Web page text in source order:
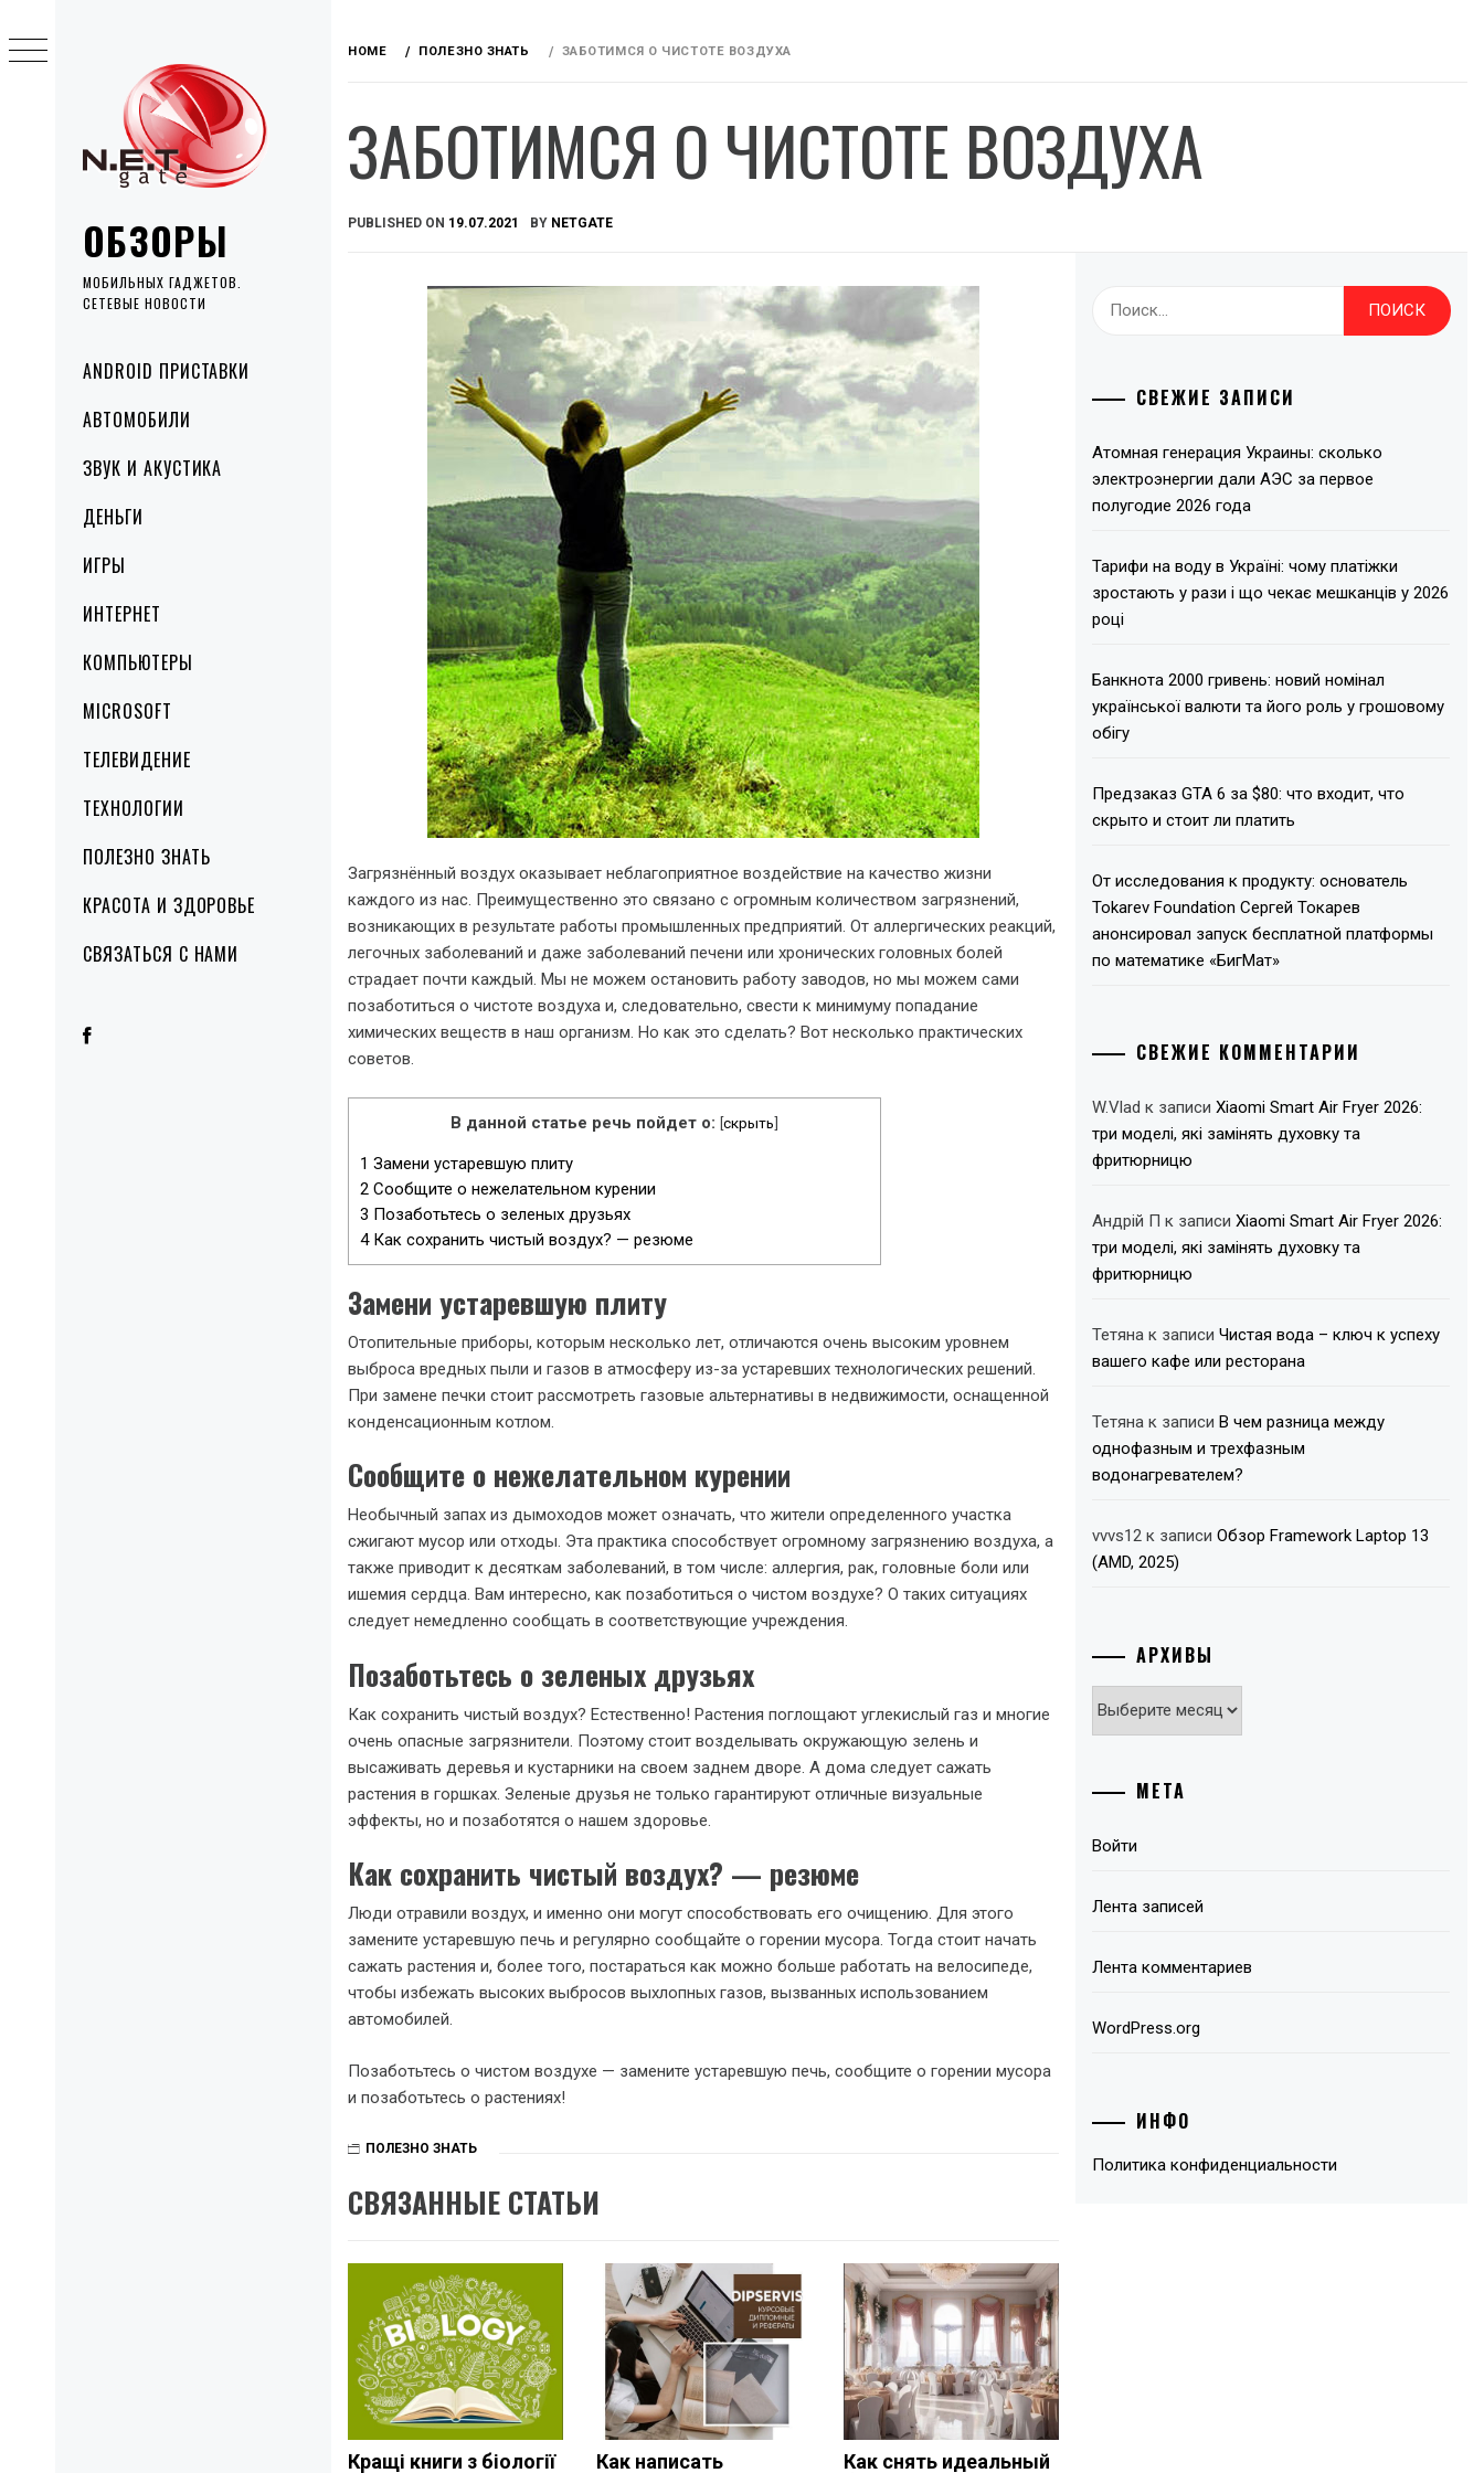
ОБЗОРЫ
МОБИЛЬНЫХ ГАДЖЕТОВ.
СЕТЕВЫЕ НОВОСТИ
Primary
Menu
ANDROID ПРИСТАВКИ
АВТОМОБИЛИ
ЗВУК И АКУСТИКА
ДЕНЬГИ
ИГРЫ
ИНТЕРНЕТ
КОМПЬЮТЕРЫ
MICROSOFT
ТЕЛЕВИДЕНИЕ
ТЕХНОЛОГИИ
ПОЛЕЗНО ЗНАТЬ
КРАСОТА И ЗДОРОВЬЕ
СВЯЗАТЬСЯ С НАМИ
to
content
HOME ПОЛЕЗНО ЗНАТЬ ЗАБОТИМСЯ О ЧИСТОТЕ ВОЗДУХА
ЗАБОТИМСЯ О ЧИСТОТЕ ВОЗДУХА
PUBLISHED ON 19.07.2021 BY NETGATE
Загрязнённый воздух оказывает неблагоприятное воздействие на качество жизни
каждого из нас. Преимущественно это связано с огромным количеством загрязнений,
возникающих в результате работы промышленных предприятий. От аллергических реакций,
легочных заболеваний и даже заболеваний печени или хронических головных болей
страдает почти каждый. Мы не можем остановить работу заводов, но мы можем сами
позаботиться о чистоте воздуха и, следовательно, свести к минимуму попадание
химических веществ в наш организм. Но как это сделать? Вот несколько практических
советов.
В данной статье речь пойдет о: [скрыть]
1 Замени устаревшую плиту
2 Сообщите о нежелательном курении
3 Позаботьтесь о зеленых друзьях
4Как сохранить чистый воздух? — резюме
Замени устаревшую плиту
Отопительные приборы, которым несколько лет, отличаются очень высоким уровнем
выброса вредных пыли и газов в атмосферу из-за устаревших технологических решений.
При замене печки стоит рассмотреть газовые альтернативы в недвижимости, оснащенной
конденсационным котлом.
Сообщите о нежелательном курении
Необычный запах из дымоходов может означать, что жители определенного участка
сжигают мусор или отходы. Эта практика способствует огромному загрязнению воздуха, а
также приводит к десяткам заболеваний, в том числе: аллергия, рак, головные боли или
ишемия сердца. Вам интересно, как позаботиться о чистом воздухе? О таких ситуациях
следует немедленно сообщать в соответствующие учреждения.
Позаботьтесь о зеленых друзьях
Как сохранить чистый воздух? Естественно! Растения поглощают углекислый газ и многие
очень опасные загрязнители. Поэтому стоит возделывать окружающую зелень и
высаживать деревья и кустарники на своем заднем дворе. А дома следует сажать
растения в горшках. Зеленые друзья не только гарантируют отличные визуальные
эффекты, но и позаботятся о нашем здоровье.
Как сохранить чистый воздух? — резюме
Люди отравили воздух, и именно они могут способствовать его очищению. Для этого
замените устаревшую печь и регулярно сообщайте о горении мусора. Тогда стоит начать
сажать растения и, более того, постараться как можно больше работать на велосипеде,
чтобы избежать высоких выбросов выхлопных газов, вызванных использованием
автомобилей.
Позаботьтесь о чистом воздухе — замените устаревшую печь, сообщите о горении мусора
и позаботьтесь о растениях!
ПОЛЕЗНО ЗНАТЬ
СВЯЗАННЫЕ СТАТЬИ
Кращі книги з біології
Как написать
Как снять идеальный
Найти:
СВЕЖИЕ ЗАПИСИ
Атомная генерация Украины: сколько
электроэнергии дали АЭС за первое
полугодие 2026 года
Тарифи на воду в Україні: чому платіжки
зростають у рази і що чекає мешканців у 2026
році
Банкнота 2000 гривень: новий номінал
української валюти та його роль у грошовому
обігу
Предзаказ GTA 6 за $80: что входит, что
скрыто и стоит ли платить
От исследования к продукту: основатель
Tokarev Foundation Сергей Токарев
анонсировал запуск бесплатной платформы
по математике «БигМат»
СВЕЖИЕ КОММЕНТАРИИ
W.Vlad к записиXiaomi Smart Air Fryer 2026:
три моделі, які замінять духовку та
фритюрницю
Андрій П к записиXiaomi Smart Air Fryer 2026:
три моделі, які замінять духовку та
фритюрницю
Тетяна к записиЧистая вода – ключ к успеху
вашего кафе или ресторана
Тетяна к записиВ чем разница между
однофазным и трехфазным
водонагревателем?
vvvs12 к записиОбзор Framework Laptop 13
(AMD, 2025)
АРХИВЫ
Архивы
МЕТА
Войти
Лента записей
Лента комментариев
WordPress.org
ИНФО
Политика конфиденциальности